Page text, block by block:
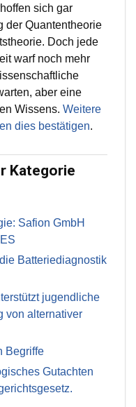
sich gar
der Quantentheorie
Doch jede
warf noch mehr
aber eine
Wissens. Weitere
dies bestätigen.
Kategorie
Safion GmbH
Batteriediagnostik
jugendliche
von alternativer
Begriffe
Gutachten